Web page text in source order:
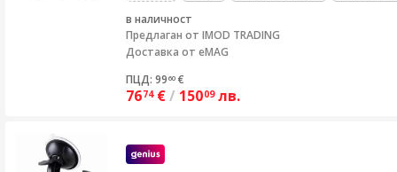
в наличност
Предлаган от IMOD TRADING
Доставка от eMAG
ПЦД: 99 60 €
7674 €/ 15009 лв.